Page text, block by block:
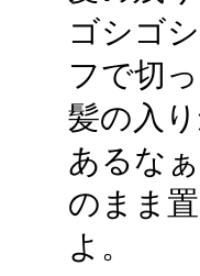
ゴシゴ
フで切
髪の入
あるな
のまま
よ。